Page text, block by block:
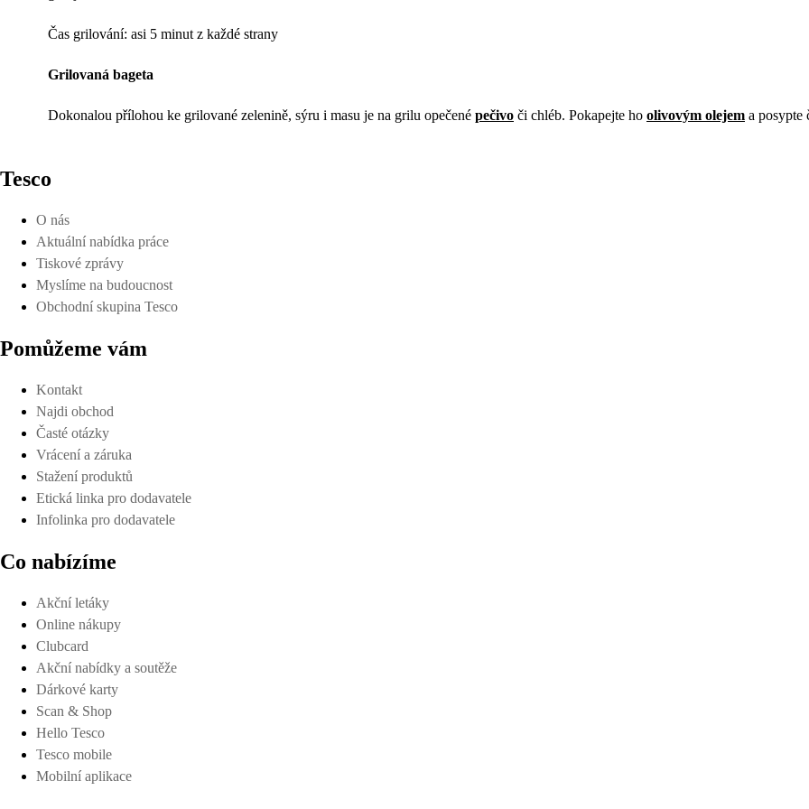
Čas grilování: asi 5 minut z každé strany
Grilovaná bageta
Dokonalou přílohou ke grilované zelenině, sýru i masu je na grilu opečené pečivo či chléb. Pokapejte ho olivovým olejem a posypte
Tesco
O nás
Aktuální nabídka práce
Tiskové zprávy
Myslíme na budoucnost
Obchodní skupina Tesco
Pomůžeme vám
Kontakt
Najdi obchod
Časté otázky
Vrácení a záruka
Stažení produktů
Etická linka pro dodavatele
Infolinka pro dodavatele
Co nabízíme
Akční letáky
Online nákupy
Clubcard
Akční nabídky a soutěže
Dárkové karty
Scan & Shop
Hello Tesco
Tesco mobile
Mobilní aplikace